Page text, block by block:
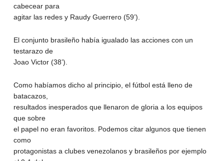
cabecear para
agitar las redes y Raudy Guerrero (59’).
El conjunto brasileño había igualado las acciones con un
testarazo de
Joao Victor (38’).
Como habíamos dicho al principio, el fútbol está lleno de
batacazos,
resultados inesperados que llenaron de gloria a los equipos
que sobre
el papel no eran favoritos. Podemos citar algunos que tienen
como
protagonistas a clubes venezolanos y brasileños por ejemplo